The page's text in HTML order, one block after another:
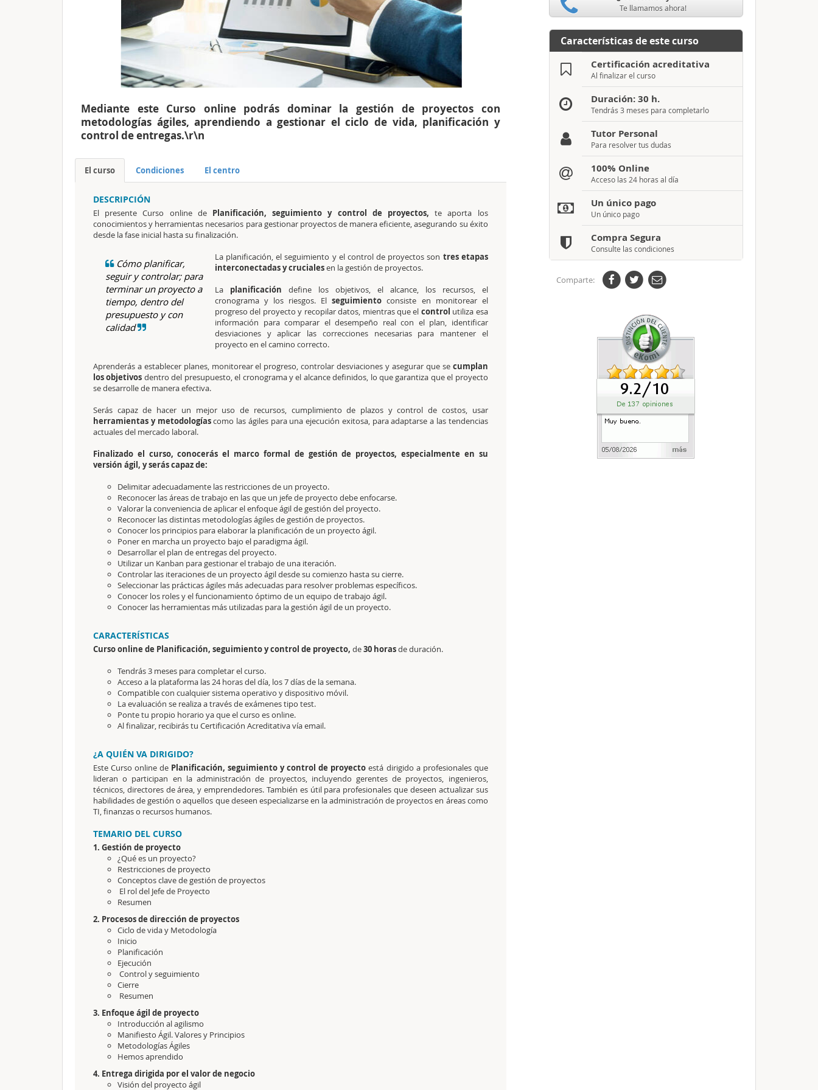
Mediante este Curso online podrás dominar la gestión de proyectos con
metodologías ágiles, aprendiendo a gestionar el ciclo de vida, planificación y
control de entregas.\r\n
El curso Condiciones El centro
DESCRIPCIÓN
El presente Curso online de Planificación, seguimiento y control de proyectos,te aporta los
conocimientos y herramientas necesarios paragestionar proyectos de manera eficiente, asegurando su éxito
desde la fase inicial hasta su finalización.
Cómo planificar,
seguir y controlar; para
terminar un proyecto a
tiempo, dentro del
presupuesto y con
calidad
La planificación, el seguimiento y el control de proyectos son tres etapas
interconectadas y crucialesen la gestión de proyectos.
La planificación define los objetivos, el alcance, los recursos, el
cronograma y los riesgos. Elseguimiento consiste en monitorear el
progreso del proyecto y recopilar datos, mientras que el control utiliza esa
información para comparar el desempeño real con el plan, identificar
desviaciones y aplicar las correcciones necesarias para mantener el
proyecto en el camino correcto.
Aprenderás a establecer planes, monitorear el progreso, controlar desviaciones y asegurar que se cumplan
los objetivos dentro del presupuesto, el cronograma y el alcance definidos, lo que garantiza que el proyecto
se desarrolle de manera efectiva.
Serás capaz de hacer un mejor uso de recursos, cumplimiento de plazos y control de costos, usar
herramientas y metodologíascomo las ágiles para una ejecución exitosa, para adaptarse a las tendencias
actuales del mercado laboral.
Finalizado el curso, conocerás el marco formal de gestión de proyectos, especialmente en su
versión ágil, y serás capaz de:
Delimitar adecuadamente las restricciones de un proyecto.
Reconocer las áreas de trabajo en las que un jefe de proyecto debe enfocarse.
Valorar la conveniencia de aplicar el enfoque ágil de gestión del proyecto.
Reconocer las distintas metodologías ágiles de gestión de proyectos.
Conocer los principios para elaborar la planificación de un proyecto ágil.
Poner en marcha un proyecto bajo el paradigma ágil.
Desarrollar el plan de entregas del proyecto.
Utilizar un Kanban para gestionar el trabajo de una iteración.
Controlar las iteraciones de un proyecto ágil desde su comienzo hasta su cierre.
Seleccionar las prácticas ágiles más adecuadas para resolver problemas específicos.
Conocer los roles y el funcionamiento óptimo de un equipo de trabajo ágil.
Conocer las herramientas más utilizadas para la gestión ágil de un proyecto.
CARACTERÍSTICAS
Curso online de Planificación, seguimiento y control de proyecto, de30 horasde duración.
Tendrás 3 meses para completar el curso.
Acceso a la plataforma las 24 horas del día, los 7 días de la semana.
Compatible con cualquier sistema operativo y dispositivo móvil.
La evaluación se realiza a través de exámenes tipo test.
Ponte tu propio horario ya que el curso es online.
Al finalizar, recibirás tu Certificación Acreditativavía email.
¿A QUIÉN VA DIRIGIDO?
Este Curso online de Planificación, seguimiento y control de proyecto está dirigido a profesionales que
lideran o participan en la administración de proyectos, incluyendo gerentes de proyectos, ingenieros,
técnicos, directores de área, y emprendedores. También es útil para profesionales que deseen actualizar sus
habilidades de gestión o aquellos que deseen especializarse en la administración de proyectos en áreas como
TI, finanzas o recursos humanos.
TEMARIO DEL CURSO
1. Gestión de proyecto
¿Qué es un proyecto?
Restricciones de proyecto
Conceptos clave de gestión de proyectos
El rol del Jefe de Proyecto
Resumen
2. Procesos de dirección de proyectos
Ciclo de vida y Metodología
Inicio
Planificación
Ejecución
Control y seguimiento
Cierre
Resumen
3. Enfoque ágil de proyecto
Introducción al agilismo
Manifiesto Ágil. Valores y Principios
Metodologías Ágiles
Hemos aprendido
4. Entrega dirigida por el valor de negocio
Visión del proyecto ágil
Te llamamos ahora!
Características de este curso
Certificación acreditativa
Al finalizar el curso
Duración: 30 h.
Tendrás 3 meses para completarlo
Tutor Personal
Para resolver tus dudas
100% Online
Acceso las 24 horas al día
Un único pago
Un único pago
Compra Segura
Consulte las condiciones
Comparte: